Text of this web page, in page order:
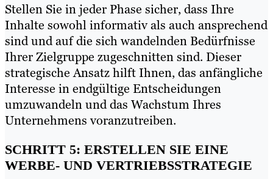
Stellen Sie in jeder Phase sicher, dass Ihre
Inhalte sowohl informativ als auch ansprechend
sind und auf die sich wandelnden Bedürfnisse
Ihrer Zielgruppe zugeschnitten sind. Dieser
strategische Ansatz hilft Ihnen, das anfängliche
Interesse in endgültige Entscheidungen
umzuwandeln und das Wachstum Ihres
Unternehmens voranzutreiben.
SCHRITT 5: ERSTELLEN SIE EINE
WERBE- UND VERTRIEBSSTRATEGIE